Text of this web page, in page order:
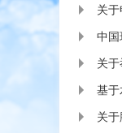
关
中
关
基
关